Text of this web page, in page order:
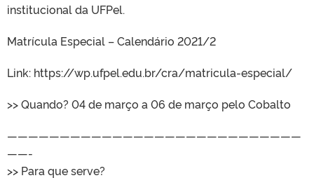
institucional da UFPel.
Matrícula Especial – Calendário 2021/2
Link: https://wp.ufpel.edu.br/cra/matricula-especial/
>> Quando? 04 de março a 06 de março pelo Cobalto
————————————————————————————
——-
>> Para que serve?